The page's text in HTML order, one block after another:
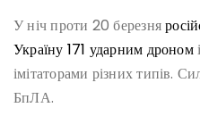
У ніч проти 20 березня
Україну 171 ударним дроном
імітаторами різних типів.
БпЛА.